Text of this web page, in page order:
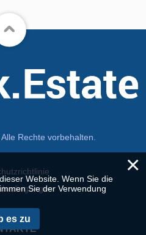
Rechte vorbehalten.
×
Website. Wenn Sie die
Sie der Verwendung
es zu